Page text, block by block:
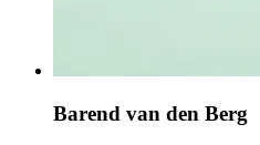
Barend van den Berg